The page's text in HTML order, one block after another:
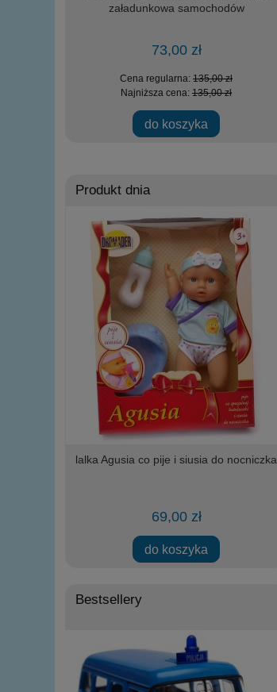
załadunkowa samochodów
73,00 zł
Cena regularna: 135,00 zł
Najniższa cena: 135,00 zł
do koszyka
Produkt dnia
lalka Agusia co pije i siusia do nocniczka
69,00 zł
do koszyka
Bestsellery